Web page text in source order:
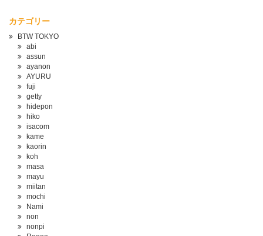
カテゴリー
BTW TOKYO
abi
assun
ayanon
AYURU
fuji
getty
hidepon
hiko
isacom
kame
kaorin
koh
masa
mayu
miitan
mochi
Nami
non
nonpi